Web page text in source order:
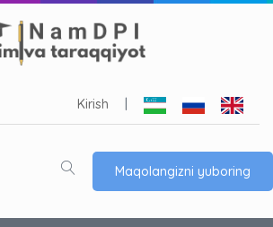
Kirish
Maqolangizni yuboring